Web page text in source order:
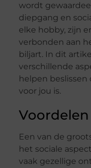
wordt
diepgang en
elke hobby, zijn
verbonden aan
biljart. In dit
verschillende
helpen beslissen
voor jou is.
Een van de
het sociale
vaak gezellige